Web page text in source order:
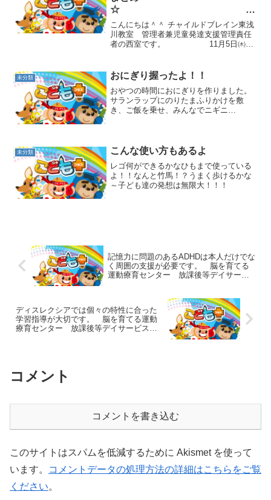
☆
八王子の発
達支援教室 放課後等デイサービ
ス チャイルドブレイン
こんにちは＾＾ チャイルドブレイン東浅
川教室 管理者兼児童発達支援管理責任
者の西室です。 11月5日㈭
☆「相談支援の役目」 講師 障がい者
（児）の夢を実...
未分類 おにぎり握ったよ！！
おやつの時間におにぎりを作りました。
サランラップにのりたまふりかけを敷
き、ご飯を乗せ、みんなでニギニ
おやつの時間に作ってみようね！と...
未分類 こんな使い方もあるよ
レゴ何ができるかなひもまで使っている
よ！！なんと竹馬！？うまく歩けるかな
～子ども達の発想は無限大！！！
記憶力に問題のあるADHDは本人だけでな
く周囲の支援が必要です。 脳を育てる
運動療育センター 放課後等デイサービ
ディスレクシアでは個々の特性に合った
学習指導が大切です。 脳を育てる運動
療育センター 放課後等デイサービスの
コメント
コメントを書き込む
このサイトはスパムを低減するために Akismet を使って
います。
コメントデータの処理方法の詳細はこちらをご覧
ください。